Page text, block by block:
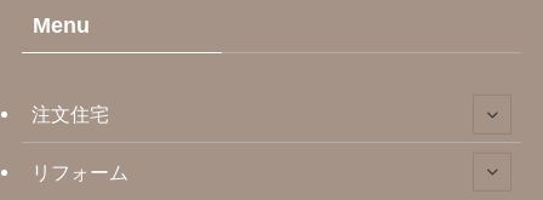
Menu
注文住宅
リフォーム